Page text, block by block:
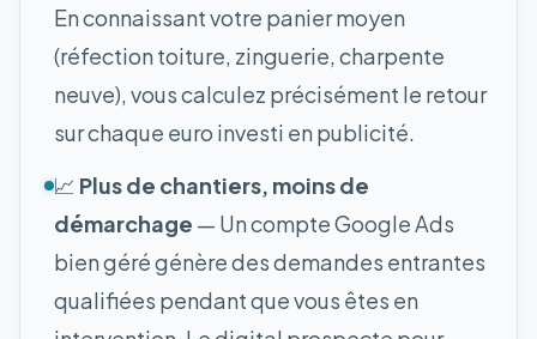
En connaissant votre panier moyen
(réfection toiture, zinguerie, charpente
neuve), vous calculez précisément le retour
sur chaque euro investi en publicité.
📈 Plus de chantiers, moins de
démarchage — Un compte Google Ads
bien géré génère des demandes entrantes
qualifiées pendant que vous êtes en